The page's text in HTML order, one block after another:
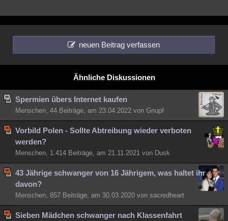
neuen Beitrag verfassen
Ähnliche Diskussionen
Spermien übers Internet kaufen
Menschen, 44 Beiträge, am 23.04.2022 von Gnupf
Vorbild Polen - Sollte Abtreibung wieder verboten
werden?
Menschen, 1.414 Beiträge, am 21.11.2021 von Dusk
43 Jährige schwanger von 16 Jährigem, was haltet ihr
davon?
Menschen, 857 Beiträge, am 30.03.2020 von sacredheart
Sieben Mädchen schwanger nach Klassenfahrt